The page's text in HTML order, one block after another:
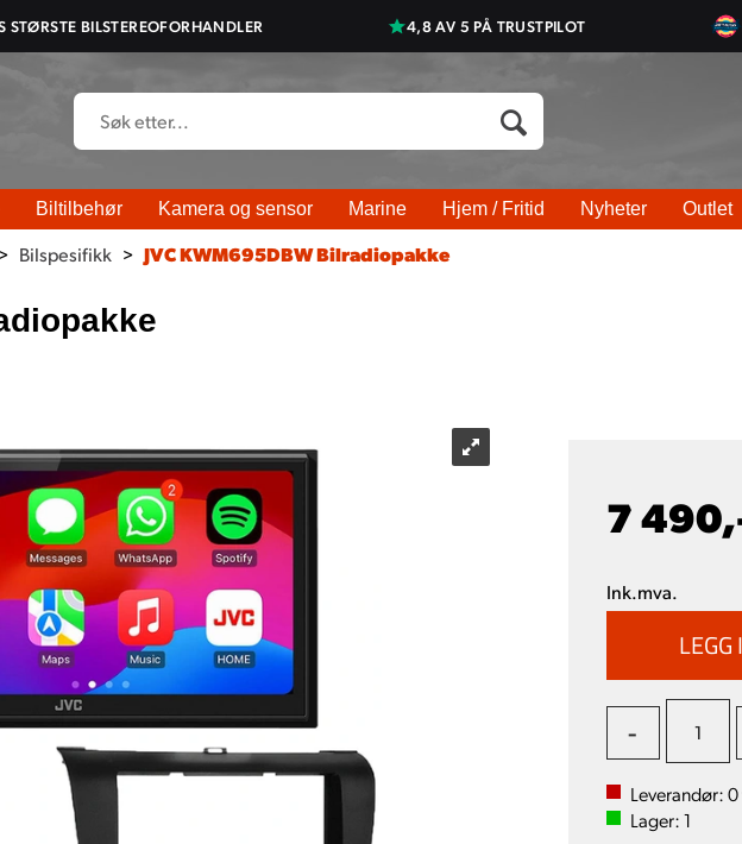
STØRSTE BILSTEREOFORHANDLER 4,8 AV 5 PÅ TRUSTPILOT
Biltilbehør Kamera og sensor Marine Hjem / Fritid Nyheter Outlet
> Bilspesifikk > JVC KWM695DBW Bilradiopakke
7
Ink.mva.
-
Leverandør:0
Lager:1